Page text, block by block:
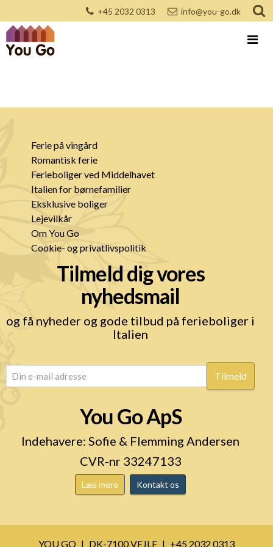
+45 2032 0313 info@you-go.dk
Ferie på vingård
Romantisk ferie
Ferieboliger ved Middelhavet
Italien for børnefamilier
Eksklusive boliger
Lejevilkår
Om You Go
Cookie- og privatlivspolitik
Tilmeld dig vores
nyhedsmail
og få nyheder og gode tilbud på ferieboliger i
Italien
(Påkrævet)
You Go ApS
Indehavere: Sofie & Flemming Andersen
CVR-nr 33247133
Læs mere Kontakt os
YOU GO DK-7100 VEJLE +45 2032 0313